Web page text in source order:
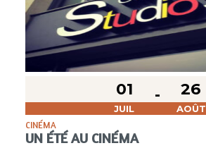
01
JUIL
26
AOÛT
CINÉMA
UN ÉTÉ AU CINÉMA